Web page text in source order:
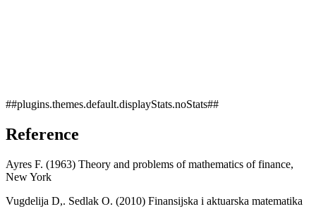
##plugins.themes.default.displayStats.noStats##
Reference
Ayres F. (1963) Theory and problems of mathematics of finance,
New York
Vugdelija D,. Sedlak O. (2010) Finansijska i aktuarska matematika